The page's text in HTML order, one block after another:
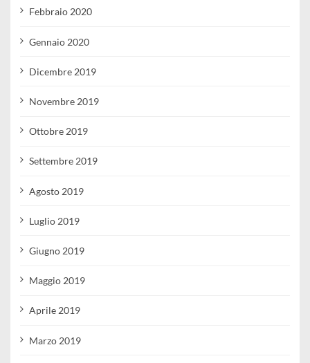
Febbraio 2020
Gennaio 2020
Dicembre 2019
Novembre 2019
Ottobre 2019
Settembre 2019
Agosto 2019
Luglio 2019
Giugno 2019
Maggio 2019
Aprile 2019
Marzo 2019